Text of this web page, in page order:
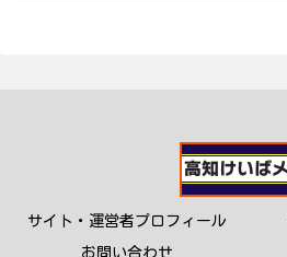
サイト・運営者プロフィール
お問い合わせ